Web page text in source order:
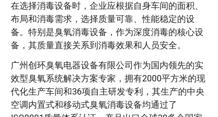
在选择消毒设备时，企业应根据自身车间的面积、
布局和消毒需求，选择质量可靠、性能稳定的设
备。特别是臭氧消毒设备，作为深度消毒的核心设
备，其质量直接关系到消毒效果和人员安全。
广州创环臭氧电器设备有限公司作为国内领先的实
效型臭氧系统解决方案专家，拥有2000平方米的现
代化生产车间和36项自主研发专利，其生产的中央
空调内置式和移动式臭氧消毒设备均通过了